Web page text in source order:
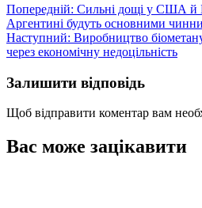
Навігація
записів
Попередній: Сильні дощі у США й
Аргентині будуть основними
Наступний: Виробництво
через економічну недоцільність
Залишити відповідь
Щоб відправити коментар вам
Вас може зацікавити